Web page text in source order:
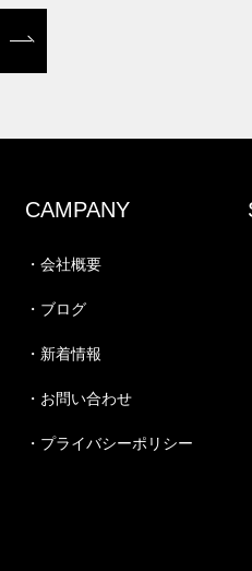
CAMPANY
・会社概要
・ブログ
・新着情報
・お問い合わせ
・プライバシーポリシー